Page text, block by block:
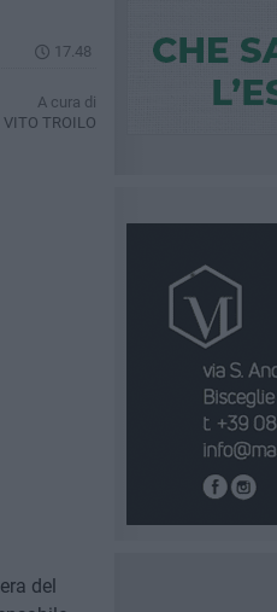
17.48
A cura di
VITO TROILO
del